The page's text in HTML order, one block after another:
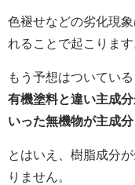
色褪せなどの劣化現
れることで起こります
もう予想はついてい
有機塗料と違い主成
いった無機物が主成分
とはいえ、樹脂成分
りません。